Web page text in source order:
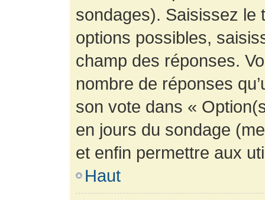
sondages). Saisissez le
options possibles,
champ des réponses.
nombre de réponses
son vote dans «
en jours du sondage
et enfin permettre aux
Haut